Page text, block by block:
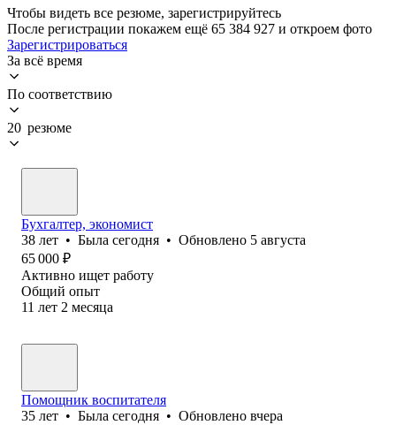
Чтобы видеть все резюме, зарегистрируйтесь
После регистрации покажем ещё 65 384 927 и откроем фото
Зарегистрироваться
За всё время
По соответствию
20 резюме
Бухгалтер, экономист
38 лет • Была сегодня • Обновлено 5 августа
65 000 ₽
Активно ищет работу
Общий опыт
11 лет 2 месяца
Помощник воспитателя
35 лет • Была сегодня • Обновлено вчера